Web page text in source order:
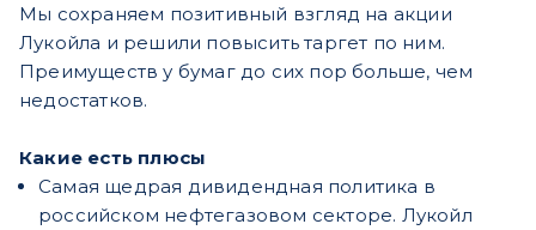
Мы сохраняем позитивный взгляд на акции
Лукойла и решили повысить таргет по ним.
Преимуществ у бумаг до сих пор больше, чем
недостатков.
Какие есть плюсы
Самая щедрая дивидендная политика в
российском нефтегазовом секторе. Лукойл